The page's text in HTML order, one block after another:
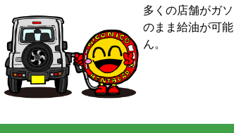
多くの店舗がガ
のまま給油が可
ん。